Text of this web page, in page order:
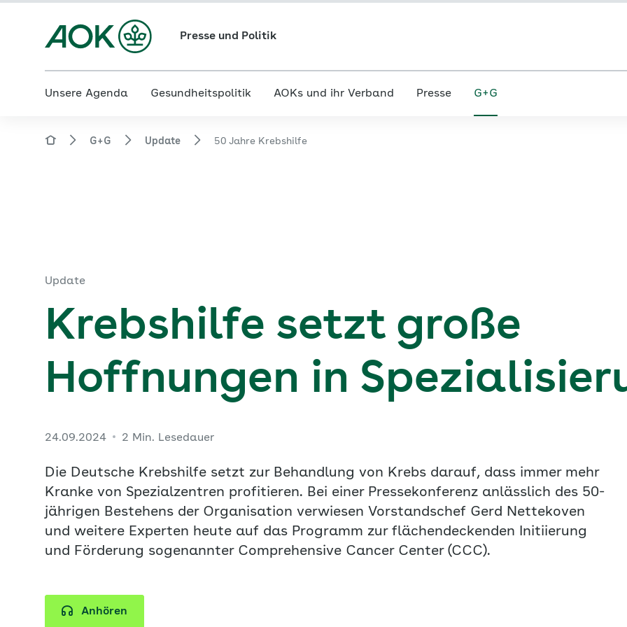
Presse und Politik
Unsere Agenda Gesundheitspolitik AOKs und ihr Verband Presse G+G
G+G Update 50 Jahre Krebshilfe
Update
Krebshilfe setzt große
Hoffnungen in
24.09.2024 2 Min. Lesedauer
Die Deutsche Krebshilfe setzt zur Behandlung von Krebs darauf, dass immer mehr
Kranke von Spezialzentren profitieren. Bei einer Pressekonferenz anlässlich des 50-
jährigen Bestehens der Organisation verwiesen Vorstandschef Gerd Nettekoven
und weitere Experten heute auf das Programm zur flächendeckenden Initiierung
und Förderung sogenannter Comprehensive Cancer Center (CCC).
Anhören